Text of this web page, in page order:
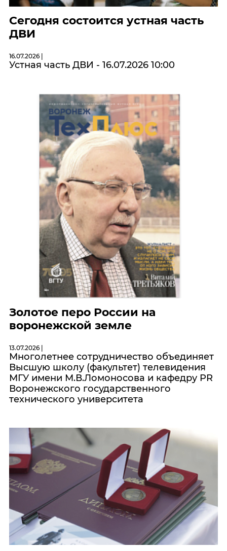
Сегодня состоится устная часть
ДВИ
16.07.2026 |
Устная часть ДВИ - 16.07.2026 10:00
Золотое перо России на
воронежской земле
13.07.2026 |
Многолетнее сотрудничество объединяет
Высшую школу (факультет) телевидения
МГУ имени М.В.Ломоносова и кафедру PR
Воронежского государственного
технического университета